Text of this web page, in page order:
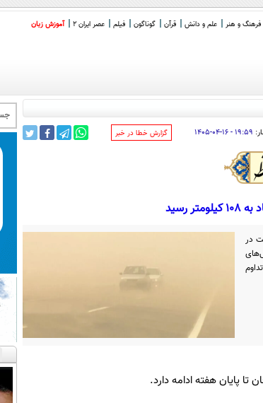
فرهنگ و هنر علم و دانش قرآن گوناگون فیلم عصر ایران 2 آموزش زبان
۱۹:۵۹ - ۱۶-۰۴-۱۴۰۵ ‌گزارش خطا در خبر
رسید
بر ساعت در
گزارش‌های